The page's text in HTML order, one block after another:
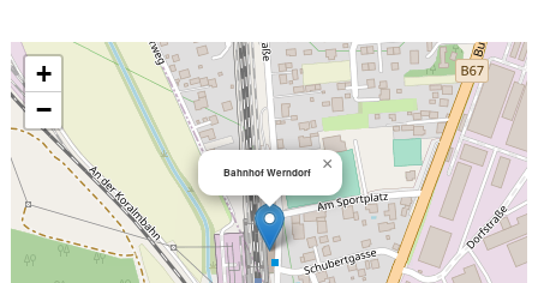
Bahnhof Werndorf ×
+
−